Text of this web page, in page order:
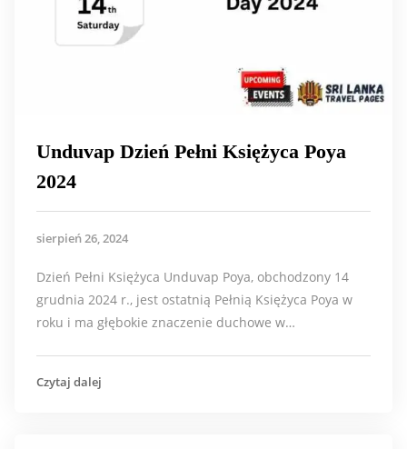
Unduvap Dzień Pełni Księżyca Poya
2024
sierpień 26, 2024
Dzień Pełni Księżyca Unduvap Poya, obchodzony 14
grudnia 2024 r., jest ostatnią Pełnią Księżyca Poya w
roku i ma głębokie znaczenie duchowe w…
Czytaj dalej